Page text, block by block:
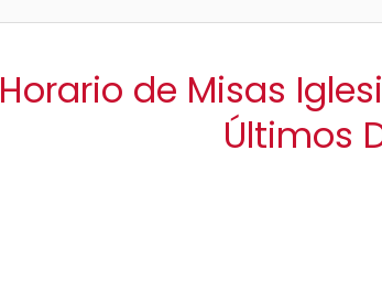
Horario de Misas
Últimos